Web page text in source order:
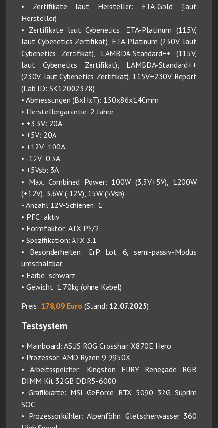
• Zertifikate laut Hersteller: ETA-Gold (laut
Hersteller)
• Zertifikate laut Cybenetics: ETA-Platinum (115V,
laut Cybenetics Zertifikat), ETA-Platinum (230V, laut
Cybenetics Zertifikat), LAMBDA-Standard++ (115V,
laut Cybenetics Zertifikat), LAMBDA-Standard++
(230V, laut Cybenetics Zertifikat), 115V+230V Report
(Lab ID: SK12002378)
• Abmessungen (BxHxT): 150x86x140mm
• Herstellergarantie: 2 Jahre
• +3.3V: 20A
• +5V: 20A
• +12V: 100A
• -12V: 0.3A
• +5Vsb: 3A
• Max. Combined Power: 100W (3.3V+5V), 1200W
(+12V), 3.6W (-12V), 15W (5Vsb)
• Anzahl 12V-Schienen: 1
• PFC: aktiv
• Formfaktor: ATX PS/2
• Spezifikation: ATX 3.1
• Besonderheiten: ErP Lot 6, semi-passiv-Modus
umschaltbar
• Farbe: schwarz
• Gewicht: 1.70kg (ohne Kabel)
Preis: 178,09 Euro (Stand: 12.07.2025)
Testsystem
• Mainboard: ASUS ROG Crosshair X870E Hero
• Prozessor: AMD Ryzen 9 9950X
• Arbeitsspeicher: Kingston FURY Renegade RGB
DIMM Kit 32GB DDR5-6000
• Grafikkarte: MSI GeForce RTX 5090 32G Suprim
SOC
• Prozessorkühler: Alpenföhn Gletscherwasser 360